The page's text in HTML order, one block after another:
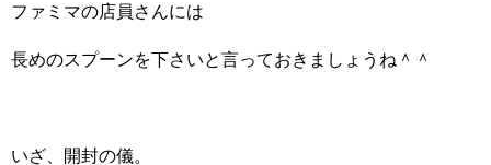
ファミマの店員さんには
長めのスプーンを下さいと言っておきましょうね＾＾
いざ、開封の儀。